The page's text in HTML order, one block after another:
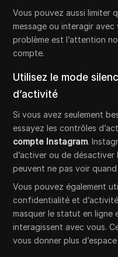
Vous pouvez aussi limiter
message ou interagir avec
problème est l’attention
compte.
Utilisez le mode
d’activité
Si vous avez seulement
essayez les contrôles
compte Instagram.
d’activer ou de désactiver
peuvent ne pas voir
Vous pouvez également
confidentialité et
masquer le statut en
interagissent avec vous.
vous donner plus